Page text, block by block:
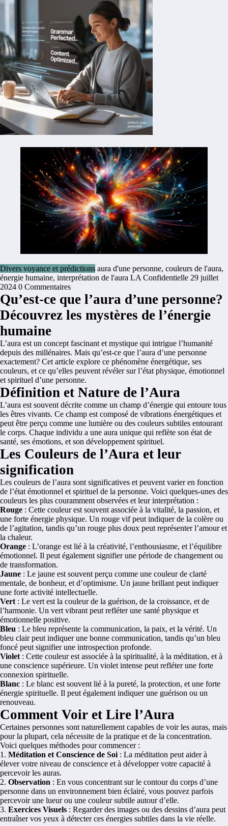
Divers voyance et prédictions aura d'une personne, couleurs de l'aura,
énergie humaine, interprétation de l'aura LA Confidentielle 29 juillet
2024 0 Commentaires
Qu’est-ce que l’aura d’une personne?
Découvrez les mystères de l’énergie
humaine
L’aura est un concept fascinant et mystique qui intrigue l’humanité
depuis des millénaires. Mais qu’est-ce que l’aura d’une personne
exactement? Cet article explore ce phénomène énergétique, ses
couleurs, et ce qu’elles peuvent révéler sur l’état physique, émotionnel
et spirituel d’une personne.
Définition et Nature de l’Aura
L’aura est souvent décrite comme un champ d’énergie qui entoure tous
les êtres vivants. Ce champ est composé de vibrations énergétiques et
peut être perçu comme une lumière ou des couleurs subtiles entourant
le corps. Chaque individu a une aura unique qui reflète son état de
santé, ses émotions, et son développement spirituel.
Les Couleurs de l’Aura et leur
signification
Les couleurs de l’aura sont significatives et peuvent varier en fonction
de l’état émotionnel et spirituel de la personne. Voici quelques-unes des
couleurs les plus couramment observées et leur interprétation :
Rouge : Cette couleur est souvent associée à la vitalité, la passion, et
une forte énergie physique. Un rouge vif peut indiquer de la colère ou
de l’agitation, tandis qu’un rouge plus doux peut représenter l’amour et
la chaleur.
Orange : L’orange est lié à la créativité, l’enthousiasme, et l’équilibre
émotionnel. Il peut également signifier une période de changement ou
de transformation.
Jaune : Le jaune est souvent perçu comme une couleur de clarté
mentale, de bonheur, et d’optimisme. Un jaune brillant peut indiquer
une forte activité intellectuelle.
Vert: Le vert est la couleur de la guérison, de la croissance, et de
l’harmonie. Un vert vibrant peut refléter une santé physique et
émotionnelle positive.
Bleu : Le bleu représente la communication, la paix, et la vérité. Un
bleu clair peut indiquer une bonne communication, tandis qu’un bleu
foncé peut signifier une introspection profonde.
Violet: Cette couleur est associée à la spiritualité, à la méditation, et à
une conscience supérieure. Un violet intense peut refléter une forte
connexion spirituelle.
Blanc : Le blanc est souvent lié à la pureté, la protection, et une forte
énergie spirituelle. Il peut également indiquer une guérison ou un
renouveau.
Comment Voir et Lire l’Aura
Certaines personnes sont naturellement capables de voir les auras, mais
pour la plupart, cela nécessite de la pratique et de la concentration.
Voici quelques méthodes pour commencer :
Méditation et Conscience de Soi: La méditation peut aider à
élever votre niveau de conscience et à développer votre capacité à
percevoir les auras.
Observation : En vous concentrant sur le contour du corps d’une
personne dans un environnement bien éclairé, vous pouvez parfois
percevoir une lueur ou une couleur subtile autour d’elle.
Exercices Visuels : Regarder des images ou des dessins d’aura peut
entraîner vos yeux à détecter ces énergies subtiles dans la vie réelle.